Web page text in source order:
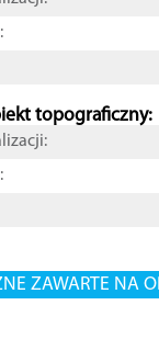
topograficzny:
ZAWARTE NA